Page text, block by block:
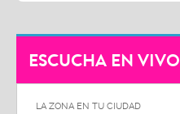
ESCUCHA EN VIVO
LA ZONA EN TU CIUDAD